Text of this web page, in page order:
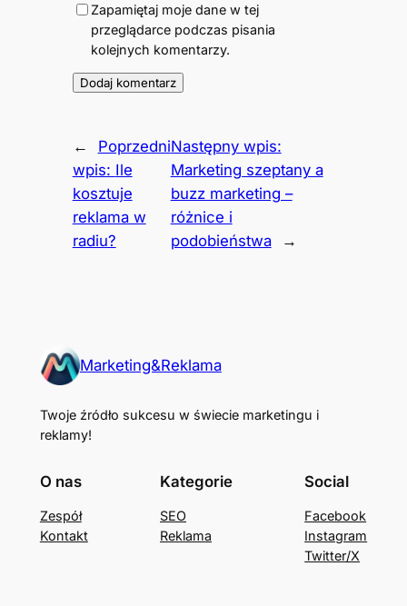
Zapamiętaj moje dane w tej
przeglądarce podczas pisania
kolejnych komentarzy.
←
Poprzedni
wpis: Ile
kosztuje
reklama w
radiu?
Następny wpis:
Marketing szeptany a
buzz marketing –
różnice i
podobieństwa
→
Marketing&Reklama
Twoje źródło sukcesu w świecie marketingu i
reklamy!
O nas
Zespół
Kontakt
Kategorie
SEO
Reklama
Social
Facebook
Instagram
Twitter/X